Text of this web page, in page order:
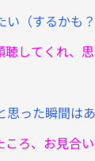
（するかも
してくれ、
った瞬間は
ろ、お見合